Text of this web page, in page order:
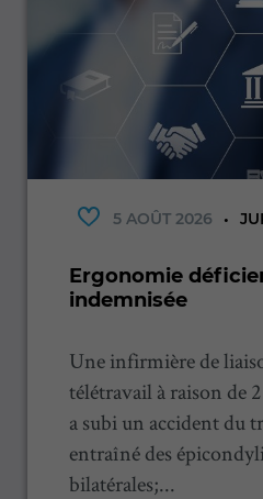
5 AOÛT 2026
Ergonomie
indemnisée
Une infirmière de
télétravail à raison de
a subi un accident du
entraîné des
bilatérales;...